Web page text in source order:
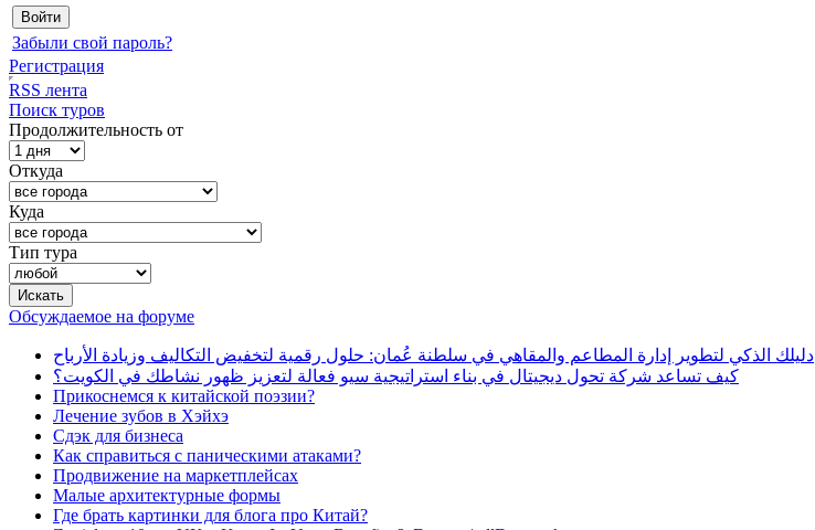
Забыли свой пароль?
Регистрация
RSS лента
Поиск туров
Продолжительность от
Откуда
Куда
Тип тура
Обсуждаемое на форуме
دليلك الذكي لتطوير إدارة المطاعم والمقاهي في سلطنة عُمان: حلول رقمية لتخفيض التكاليف وزيادة الأرباح
كيف تساعد شركة تحول ديجيتال في بناء استراتيجية سيو فعالة لتعزيز ظهور نشاطك في الكويت؟
Прикоснемся к китайской поэзии?
Лечение зубов в Хэйхэ
Сдэк для бизнеса
Как справиться с паническими атаками?
Продвижение на маркетплейсах
Малые архитектурные формы
Где брать картинки для блога про Китай?